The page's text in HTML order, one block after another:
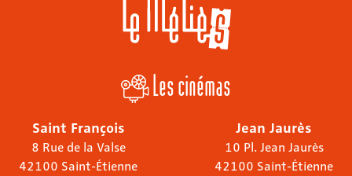
Les cinémas
Saint François
8 Rue de la Valse
42100 Saint-Étienne
Jean Jaurès
10 Pl. Jean Jaurès
42100 Saint-Étienne